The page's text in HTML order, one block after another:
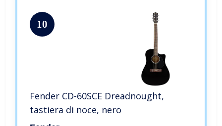
10
Fender CD-60SCE Dreadnought,
tastiera di noce, nero